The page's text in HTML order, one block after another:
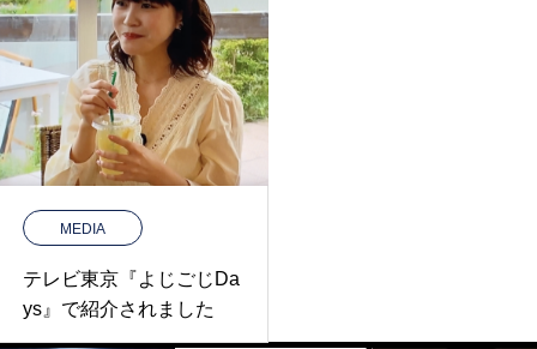
MEDIA
テレビ東京『よじごじDa
ys』で紹介されました